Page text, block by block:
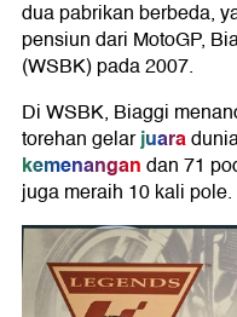
dua pabrikan berbeda,
pensiun dari MotoGP,
(WSBK) pada 2007.
Di WSBK, Biaggi
torehan gelarjuara
kemenangandan 71
juga meraih 10 kali pole.